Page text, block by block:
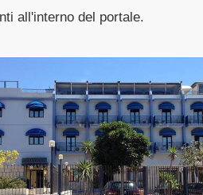
all'interno del portale.